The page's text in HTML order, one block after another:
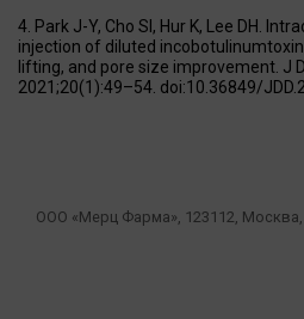
Park J-Y, Cho SI, Hur K, Lee DH.
injection of diluted
lifting, and pore size improvement. J
2021;20(1):49–54. doi:10.36849/
ООО «Мерц Фарма», 123112, Москва,